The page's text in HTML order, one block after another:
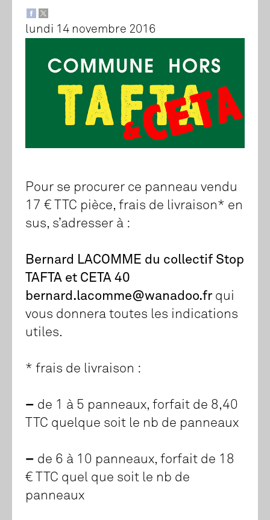
lundi 14 novembre 2016
Pour se procurer ce panneau vendu
17 € TTC pièce, frais de livraison* en
sus, s’adresser à :
Bernard LACOMME du collectif Stop
TAFTA et CETA 40
bernard.lacomme@wanadoo.fr qui
vous donnera toutes les indications
utiles.
* frais de livraison :
– de 1 à 5 panneaux, forfait de 8,40
TTC quelque soit le nb de panneaux
– de 6 à 10 panneaux, forfait de 18
€ TTC quel que soit le nb de
panneaux